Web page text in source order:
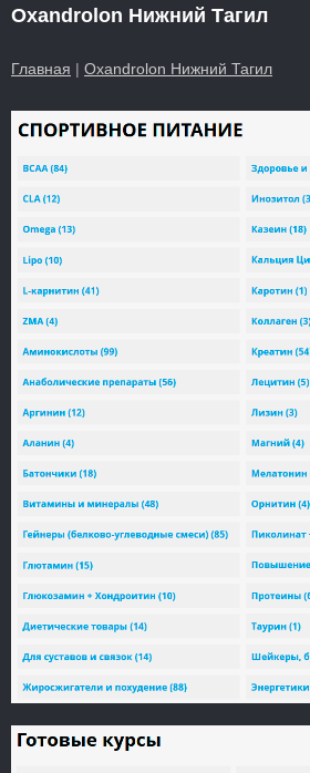
Oxandrolon Нижний Тагил
Главная | Oxandrolon Нижний Тагил